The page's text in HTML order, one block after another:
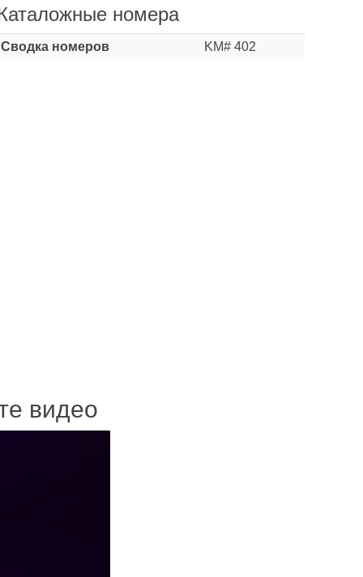
номера
Сводка номеров KM# 402
видео